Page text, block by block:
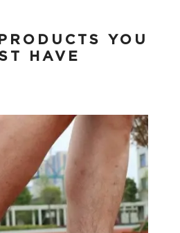
YOU
HAVE
Weight Bracelet 2KG